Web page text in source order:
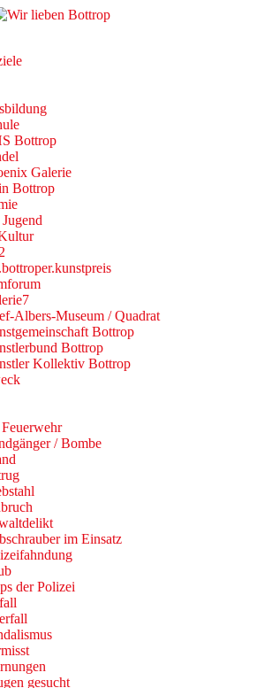
Bottrop
Galerie
Bottrop
Albers-Museum / Quadrat
Bottrop
Bottrop
Kollektiv Bottrop
/ Bombe
im Einsatz
der Polizei
gesucht